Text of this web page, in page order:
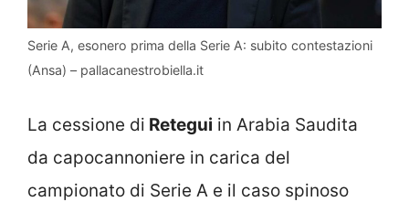
Serie A, esonero prima della Serie A: subito contestazioni
(Ansa) – pallacanestrobiella.it
La cessione di Retegui in Arabia Saudita
da capocannoniere in carica del
campionato di Serie A e il caso spinoso